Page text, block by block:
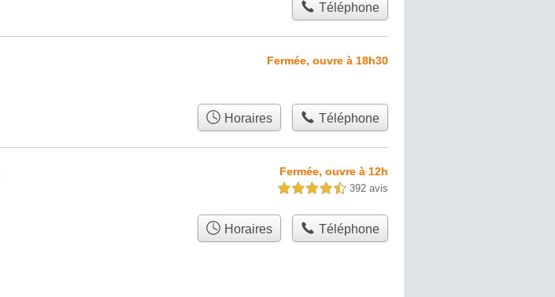
Téléphone
Fermée, ouvre à 18h30
Horaires Téléphone
Fermée, ouvre à 12h
4,5 étoiles sur 5 392 avis
Horaires Téléphone